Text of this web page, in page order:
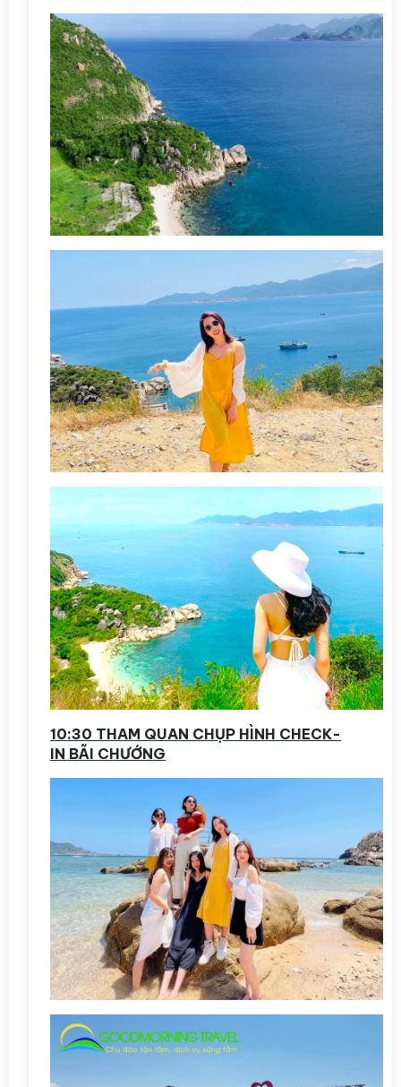
10:30 THAM QUAN CHỤP HÌNH CHECK-
IN BÃI CHƯỚNG